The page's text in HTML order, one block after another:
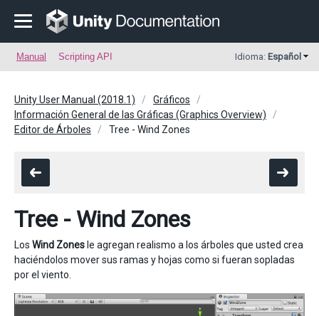
Manual Scripting API Idioma: Español
Unity User Manual (2018.1)
Gráficos
Información General de las Gráficas (Graphics Overview)
Editor de Árboles
Tree - Wind Zones
Tree - Wind Zones
Los Wind Zones le agregan realismo a los árboles que usted crea
haciéndolos mover sus ramas y hojas como si fueran sopladas
por el viento.